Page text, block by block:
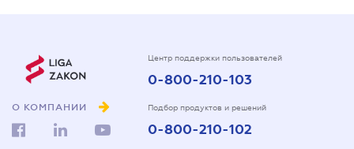
О КОМПАНИИ
Центр поддержки пользователей
0-800-210-103
Подбор продуктов и решений
0-800-210-102